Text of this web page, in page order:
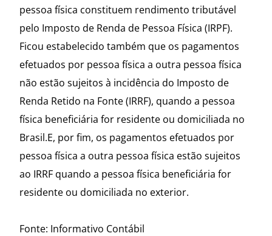
pessoa física constituem rendimento tributável
pelo Imposto de Renda de Pessoa Física (IRPF).
Ficou estabelecido também que os pagamentos
efetuados por pessoa física a outra pessoa física
não estão sujeitos à incidência do Imposto de
Renda Retido na Fonte (IRRF), quando a pessoa
física beneficiária for residente ou domiciliada no
Brasil.E, por fim, os pagamentos efetuados por
pessoa física a outra pessoa física estão sujeitos
ao IRRF quando a pessoa física beneficiária for
residente ou domiciliada no exterior.
Fonte: Informativo Contábil